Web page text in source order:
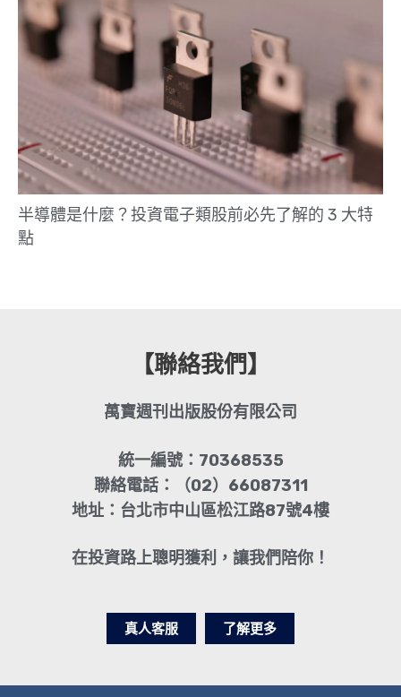
半導體是什麼？投資電子類股前必先了解的 3 大特
點
【聯絡我們】
萬寶週刊出版股份有限公司
統一編號：70368535
聯絡電話：（02）66087311
地址：台北市中山區松江路87號4樓
在投資路上聰明獲利，讓我們陪你！
真人客服 了解更多